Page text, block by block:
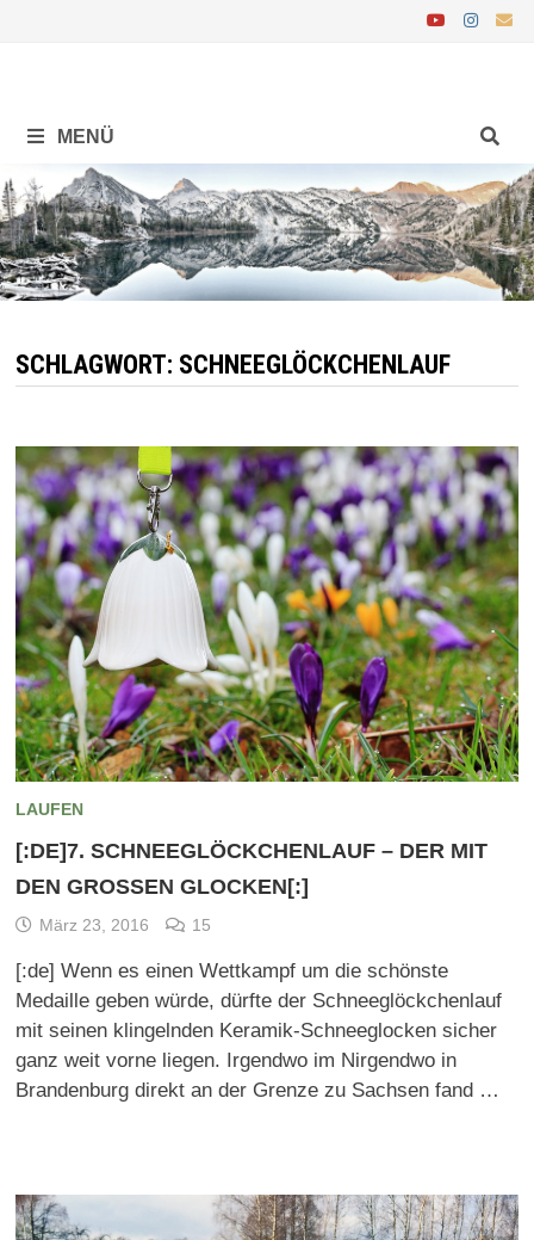
MENÜ
SCHLAGWORT: SCHNEEGLÖCKCHENLAUF
LAUFEN
[:DE]7. SCHNEEGLÖCKCHENLAUF – DER MIT
DEN GROSSEN GLOCKEN[:]
März 23, 2016 15
[:de] Wenn es einen Wettkampf um die schönste
Medaille geben würde, dürfte der Schneeglöckchenlauf
mit seinen klingelnden Keramik-Schneeglocken sicher
ganz weit vorne liegen. Irgendwo im Nirgendwo in
Brandenburg direkt an der Grenze zu Sachsen fand …